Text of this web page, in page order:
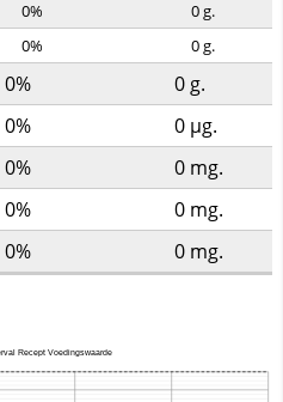
0% 0g.
0% 0g.
0% 0 g.
0% 0 µg.
0% 0 mg.
0% 0 mg.
0% 0 mg.